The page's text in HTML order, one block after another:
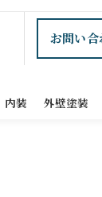
お問い合
内装 外壁塗装